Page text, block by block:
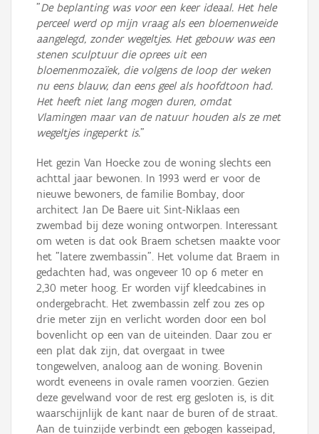
"De beplanting was voor een keer ideaal. Het hele
perceel werd op mijn vraag als een bloemenweide
aangelegd, zonder wegeltjes. Het gebouw was een
stenen sculptuur die oprees uit een
bloemenmozaïek, die volgens de loop der weken
nu eens blauw, dan eens geel als hoofdtoon had.
Het heeft niet lang mogen duren, omdat
Vlamingen maar van de natuur houden als ze met
wegeltjes ingeperkt is."
Het gezin Van Hoecke zou de woning slechts een
achttal jaar bewonen. In 1993 werd er voor de
nieuwe bewoners, de familie Bombay, door
architect Jan De Baere uit Sint-Niklaas een
zwembad bij deze woning ontworpen. Interessant
om weten is dat ook Braem schetsen maakte voor
het "latere zwembassin". Het volume dat Braem in
gedachten had, was ongeveer 10 op 6 meter en
2,30 meter hoog. Er worden vijf kleedcabines in
ondergebracht. Het zwembassin zelf zou zes op
drie meter zijn en verlicht worden door een bol
bovenlicht op een van de uiteinden. Daar zou er
een plat dak zijn, dat overgaat in twee
tongewelven, analoog aan de woning. Bovenin
wordt eveneens in ovale ramen voorzien. Gezien
deze gevelwand voor de rest erg gesloten is, is dit
waarschijnlijk de kant naar de buren of de straat.
Aan de tuinzijde verbindt een gebogen kasseipad,